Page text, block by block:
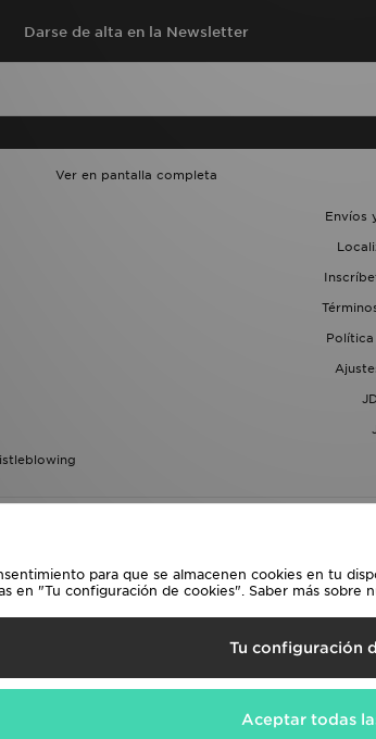
Darse de alta en la Newsletter
Ver en pantalla completa
Envíos
Selecciona País
Aceptamos las siguientes formas de pago
para que se almacenen cookies en tu
en "Tu configuración de cookies". Saber más sobre
Tu configuración
Aceptar todas